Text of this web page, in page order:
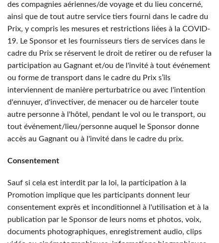
des compagnies aériennes/de voyage et du lieu concerné,
ainsi que de tout autre service tiers fourni dans le cadre du
Prix, y compris les mesures et restrictions liées à la COVID-
19. Le Sponsor et les fournisseurs tiers de services dans le
cadre du Prix se réservent le droit de retirer ou de refuser la
participation au Gagnant et/ou de l'invité à tout événement
ou forme de transport dans le cadre du Prix s’ils
interviennent de manière perturbatrice ou avec l'intention
d'ennuyer, d'invectiver, de menacer ou de harceler toute
autre personne à l'hôtel, pendant le vol ou le transport, ou
tout événement/lieu/personne auquel le Sponsor donne
accès au Gagnant ou à l'invité dans le cadre du prix.
Consentement
Sauf si cela est interdit par la loi, la participation à la
Promotion implique que les participants donnent leur
consentement exprès et inconditionnel à l'utilisation et à la
publication par le Sponsor de leurs noms et photos, voix,
documents photographiques, enregistrement audio, clips